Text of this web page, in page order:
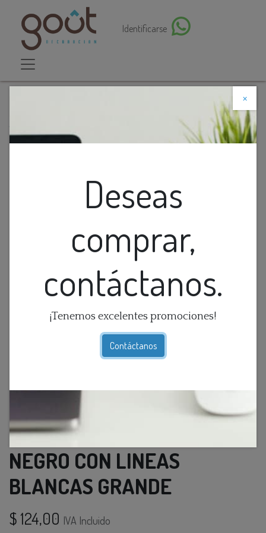
Identificarse
×
Deseas
comprar,
contáctanos.
¡Tenemos excelentes promociones!
Contáctanos
Descuento web
FLORERO DE CERAMICA NEGRO CON LINEAS
FLORERO DE CERAMICA
NEGRO CON LINEAS
BLANCAS GRANDE
$ 124,00 IVA Incluido